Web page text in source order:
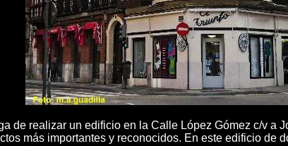
de realizar un edificio en la Calle López Gómez c/v a
más importantes y reconocidos. En este edificio de